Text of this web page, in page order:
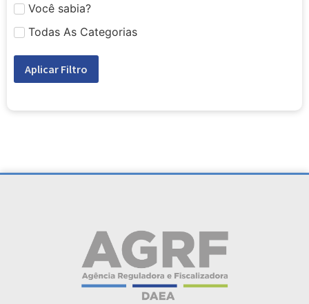
Você sabia?
Todas As Categorias
Aplicar Filtro